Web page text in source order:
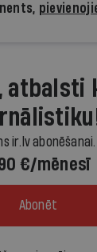
atbalsti
ir.lv
€/mēnesī
Abonēt